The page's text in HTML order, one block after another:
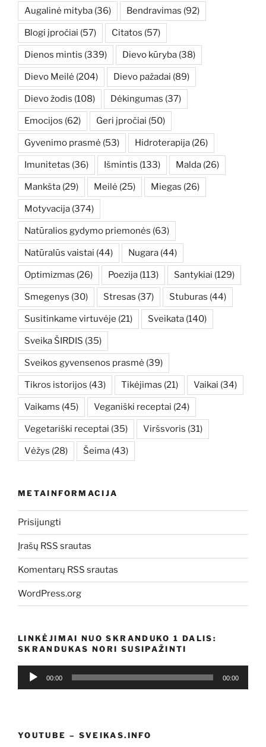
Augalinė mityba (36) Bendravimas (92)
Blogi įpročiai (57) Citatos (57)
Dienos mintis (339) Dievo kūryba (38)
Dievo Meilė (204) Dievo pažadai (89)
Dievo žodis (108) Dėkingumas (37)
Emocijos (62) Geri įpročiai (50)
Gyvenimo prasmė (53) Hidroterapija (26)
Imunitetas (36) Išmintis (133) Malda (26)
Mankšta (29) Meilė (25) Miegas (26)
Motyvacija (374)
Natūralios gydymo priemonės (63)
Natūralūs vaistai (44) Nugara (44)
Optimizmas (26) Poezija (113) Santykiai (129)
Smegenys (30) Stresas (37) Stuburas (44)
Susitinkame virtuvėje (21) Sveikata (140)
Sveika ŠIRDIS (35)
Sveikos gyvensenos prasmė (39)
Tikros istorijos (43) Tikėjimas (21) Vaikai (34)
Vaikams (45) Veganiški receptai (24)
Vegetariški receptai (35) Viršsvoris (31)
Vėžys (28) Šeima (43)
METAINFORMACIJA
Prisijungti
Įrašų RSS srautas
Komentarų RSS srautas
WordPress.org
LINKĖJIMAI NUO SKRANDUKO 1 DALIS:
SKRANDUKAS NORI SUSIPAŽINTI
Audio
00:00 00:00
YOUTUBE – SVEIKAS.INFO